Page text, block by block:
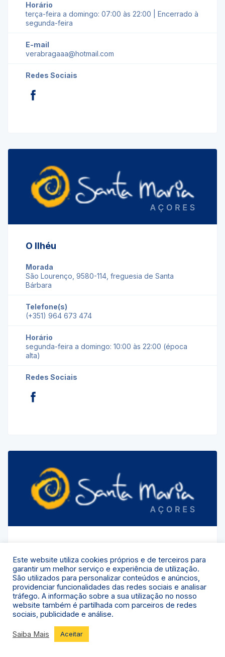
Horário
terça-feira a domingo: 07:00 às 22:00 | Encerrado à
segunda-feira
E-mail
verabragaaa@hotmail.com
Redes Sociais
O Ilhéu
Morada
São Lourenço, 9580-114, freguesia de Santa
Bárbara
Telefone(s)
(+351) 964 673 474
Horário
segunda-feira a domingo: 10:00 às 22:00 (época
alta)
Redes Sociais
Morada
Rua do Mercado, Nº31-33, 9580-522, freguesia de
Vila do Porto
Telefone(s)
(+351) 911 854 696
Horário
Este website utiliza cookies próprios e de terceiros para
garantir um melhor serviço e experiência de utilização.
São utilizados para personalizar conteúdos e anúncios,
providenciar funcionalidades das redes sociais e analisar
tráfego. A informação sobre a sua utilização no nosso
website também é partilhada com parceiros de redes
sociais, publicidade e análise.
Saiba Mais Aceitar